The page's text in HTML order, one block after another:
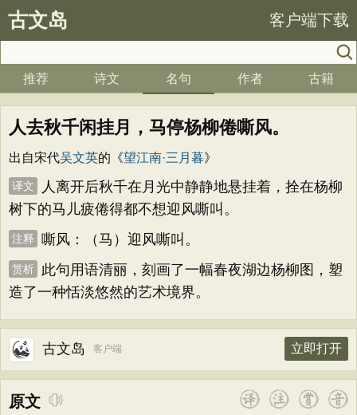
古文岛 客户端下载
推荐 诗文 名句 作者 古籍
人去秋千闲挂月，马停杨柳倦嘶风。
出自宋代吴文英的《望江南·三月暮》
译文
人离开后秋千在月光中静静地悬挂着，拴在杨柳
树下的马儿疲倦得都不想迎风嘶叫。
注释 嘶风：（马）迎风嘶叫。
赏析
此句用语清丽，刻画了一幅春夜湖边杨柳图，塑
造了一种恬淡悠然的艺术境界。
古文岛 客户端 立即打开
原文